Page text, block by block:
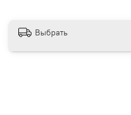
Выбрать